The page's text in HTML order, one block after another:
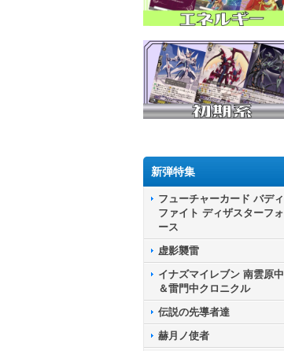
新弾特集
フューチャーカード バディ
ファイト ディザスターフォ
ース
虚影襲雷
イナズマイレブン 南雲原中
＆雷門中クロニクル
伝説の先導者達
赫月ノ使者